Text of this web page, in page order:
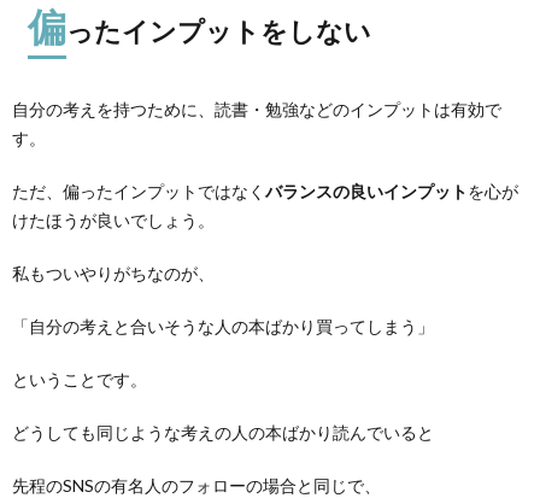
偏ったインプットをしない
自分の考えを持つために、読書・勉強などのインプットは有効で
す。
ただ、偏ったインプットではなく バランスの良いインプットを心が
けたほうが良いでしょう。
私もついやりがちなのが、
「自分の考えと合いそうな人の本ばかり買ってしまう」
ということです。
どうしても同じような考えの人の本ばかり読んでいると
先程のSNSの有名人のフォローの場合と同じで、